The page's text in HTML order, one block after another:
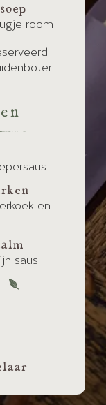
room
en
saus